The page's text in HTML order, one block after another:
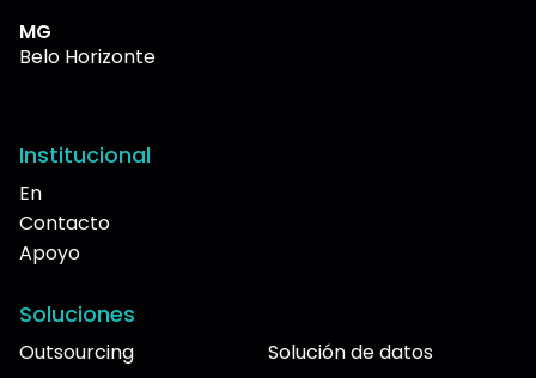
MG
Belo Horizonte
Institucional
En
Contacto
Apoyo
Soluciones
Outsourcing
Solución de datos